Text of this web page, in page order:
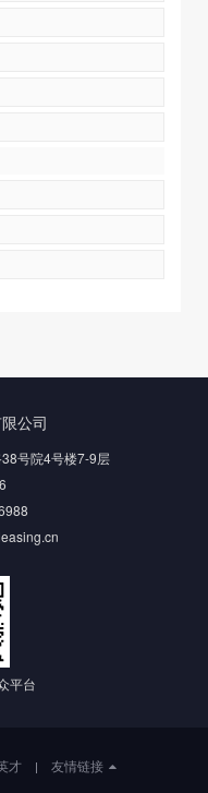
公司
号院4号楼7-9层
平台
才 友情链接